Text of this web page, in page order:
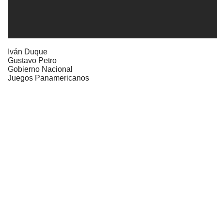
Iván Duque
Gustavo Petro
Gobierno Nacional
Juegos Panamericanos